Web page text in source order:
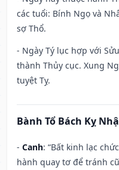
các tuổi: Bính Ngọ và
sợ Thổ.
- Ngày Tý lục hợp với
thành Thủy cục. Xung
tuyệt Tỵ.
Bành Tổ Bách Kỵ
- Canh: “Bất kinh lạc
hành quay tơ để tránh